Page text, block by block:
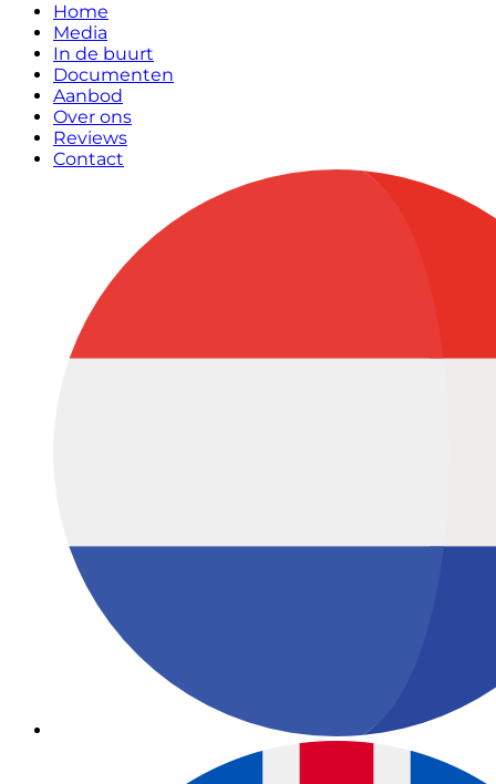
Home
Media
In de buurt
Documenten
Aanbod
Over ons
Reviews
Contact